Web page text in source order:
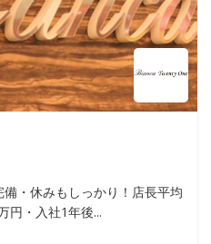
・休みもしっかり！店長平均
円・入社1年後...